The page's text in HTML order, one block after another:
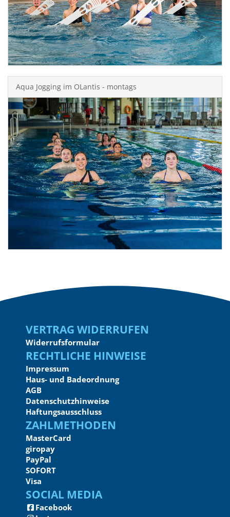
Aqua Jogging im OLantis - montags
Vertrag widerrufen
Widerrufsformular
Rechtliche Hinweise
Impressum
Haus- und Badeordnung
AGB
Datenschutzhinweise
Haftungsausschluss
Zahlmethoden
MasterCard
giropay
PayPal
SOFORT
Visa
Social Media
Facebook